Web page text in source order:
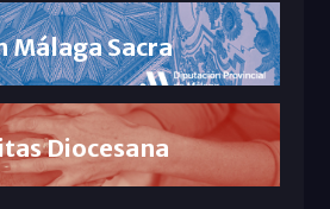
Málaga Sacra
Diocesana